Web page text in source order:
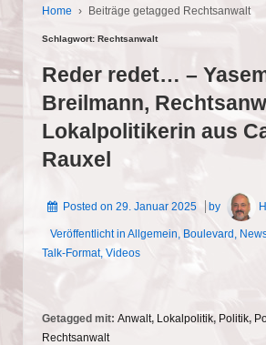
Home › Beiträge getagged Rechtsanwalt
Schlagwort: Rechtsanwalt
Reder redet… –
Breilmann,
Lokalpolitikerin aus
Rauxel
Posted on 29. Januar 2025 by
Veröffentlicht in Allgemein, Boulevard,
Talk-Format, Videos
Getagged mit: Anwalt, Lokalpolitik, Politik,
Rechtsanwalt